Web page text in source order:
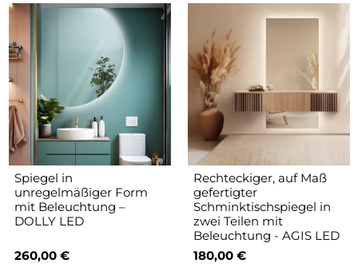
Spiegel in
unregelmäßiger Form
mit Beleuchtung –
DOLLY LED
260,00 €
Rechteckiger, auf Maß
gefertigter
Schminktischspiegel in
zwei Teilen mit
Beleuchtung - AGIS LED
180,00 €